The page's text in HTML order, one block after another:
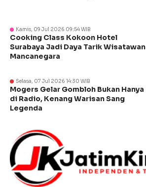
Kamis, 09 Jul 2026 09:54 WIB
Cooking Class Kokoon Hotel
Surabaya Jadi Daya Tarik Wisatawan
Mancanegara
Selasa, 07 Jul 2026 14:30 WIB
Mogers Gelar Gombloh Bukan Hanya
di Radio, Kenang Warisan Sang
Legenda